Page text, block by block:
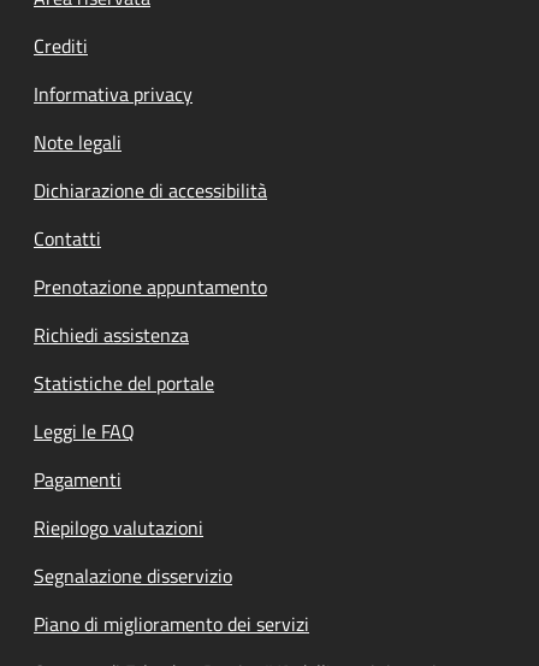
Crediti
Informativa privacy
Note legali
Dichiarazione di accessibilità
Contatti
Prenotazione appuntamento
Richiedi assistenza
Statistiche del portale
Leggi le FAQ
Pagamenti
Riepilogo valutazioni
Segnalazione disservizio
Piano di miglioramento dei servizi